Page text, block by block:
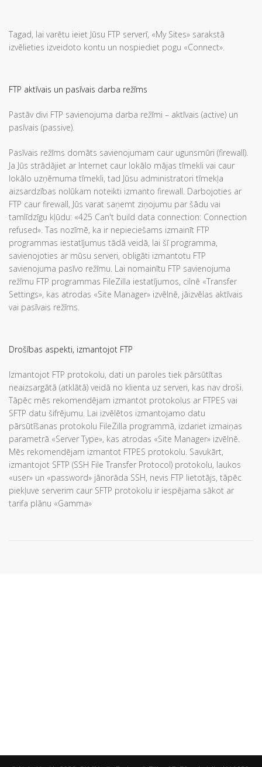
Tagad, lai varētu ieiet Jūsu FTP serverī, «My Sites» sarakstā
izvēlieties izveidoto kontu un nospiediet pogu «Connect».
FTP aktīvais un pasīvais darba režīms
Pastāv divi FTP savienojuma darba režīmi – aktīvais (active) un
pasīvais (passive).
Pasīvais režīms domāts savienojumam caur ugunsmūri (firewall).
Ja Jūs strādājiet ar Internet caur lokālo mājas tīmekli vai caur
lokālo uzņēmuma tīmekli, tad Jūsu administratori tīmekļa
aizsardzības nolūkam noteikti izmanto firewall. Darbojoties ar
FTP caur firewall, Jūs varat saņemt ziņojumu par šādu vai
tamlīdzīgu kļūdu: «425 Can't build data connection: Connection
refused». Tas nozīmē, ka ir nepieciešams izmainīt FTP
programmas iestatījumus tādā veidā, lai šī programma,
savienojoties ar mūsu serveri, obligāti izmantotu FTP
savienojuma pasīvo režīmu. Lai nomainītu FTP savienojuma
režīmu FTP programmas FileZilla iestatījumos, cilnē «Transfer
Settings», kas atrodas «Site Manager» izvēlnē, jāizvēlas aktīvais
vai pasīvais režīms.
Drošības aspekti, izmantojot FTP
Izmantojot FTP protokolu, dati un paroles tiek pārsūtītas
neaizsargātā (atklātā) veidā no klienta uz serveri, kas nav droši.
Tāpēc mēs rekomendējam izmantot protokolus ar FTPES vai
SFTP datu šifrējumu. Lai izvēlētos izmantojamo datu
pārsūtīšanas protokolu FileZilla programmā, izdariet izmaiņas
parametrā «Server Type», kas atrodas «Site Manager» izvēlnē.
Mēs rekomendējam izmantot FTPES protokolu. Savukārt,
izmantojot SFTP (SSH File Transfer Protocol) protokolu, laukos
«user» un «password» jānorāda SSH, nevis FTP lietotājs, tāpēc
piekļuve serverim caur SFTP protokolu ir iespējama sākot ar
tarifa plānu «Gamma»